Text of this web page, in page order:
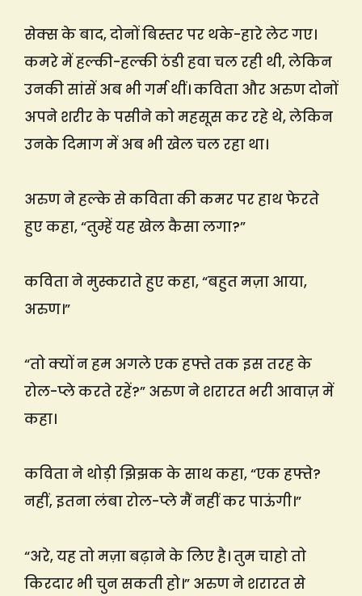
सेक्स के बाद, दोनों बिस्तर पर थके-हारे लेट गए।
कमरे में हल्की-हल्की ठंडी हवा चल रही थी, लेकिन
उनकी सांसें अब भी गर्म थीं। कविता और अरुण दोनों
अपने शरीर के पसीने को महसूस कर रहे थे, लेकिन
उनके दिमाग में अब भी खेल चल रहा था।
अरुण ने हल्के से कविता की कमर पर हाथ फेरते
हुए कहा, “तुम्हें यह खेल कैसा लगा?”
कविता ने मुस्कराते हुए कहा, “बहुत मज़ा आया,
अरुण।”
“तो क्यों न हम अगले एक हफ्ते तक इस तरह के
रोल-प्ले करते रहें?” अरुण ने शरारत भरी आवाज़ में
कहा।
कविता ने थोड़ी झिझक के साथ कहा, “एक हफ्ते?
नहीं, इतना लंबा रोल-प्ले मैं नहीं कर पाऊंगी।”
“अरे, यह तो मज़ा बढ़ाने के लिए है। तुम चाहो तो
किरदार भी चुन सकती हो।” अरुण ने शरारत से